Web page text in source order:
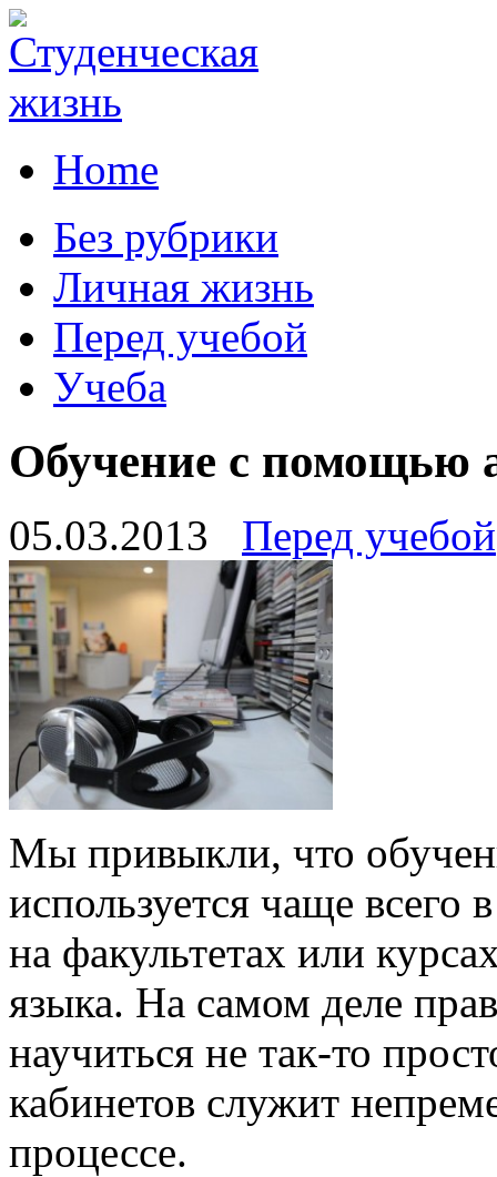
Home
Без рубрики
Личная жизнь
Перед учебой
Учеба
Обучение с помощью
05.03.2013 Перед учебой
Мы привыкли, что
используется чаще
на факультетах или
языка. На самом деле
научиться не так-то
кабинетов служит
процессе.